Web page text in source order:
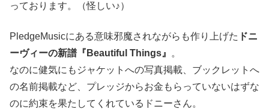
っております。（怪しい♪）
PledgeMusicにある意味邪魔されながらも作り上げた ドニ
ーヴィーの新譜『Beautiful Things』
。
なのに健気にもジャケットへの写真掲載、ブックレットへ
の名前掲載など、プレッジからお金もらっていないはずな
のに約束を果たしてくれているドニーさん。